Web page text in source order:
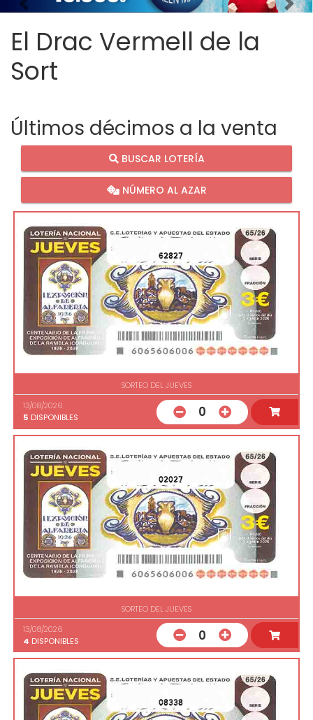
Imagen anterior
El Drac Vermell de la
Sort
Últimos décimos a la venta
BUSCAR LOTERÍA
NÚMERO AL AZAR
62827
SORTEO DEL JUEVES
13/08/2026
5 DISPONIBLES 0
02027
SORTEO DEL JUEVES
13/08/2026
4 DISPONIBLES 0
08338